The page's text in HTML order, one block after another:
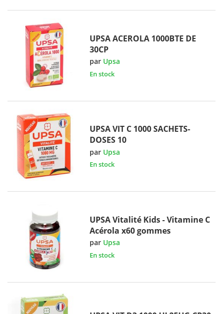
UPSA ACEROLA 1000BTE DE
30CP
par Upsa
En stock
UPSA VIT C 1000 SACHETS-
DOSES 10
par Upsa
En stock
UPSA Vitalité Kids - Vitamine C
Acérola x60 gommes
par Upsa
En stock